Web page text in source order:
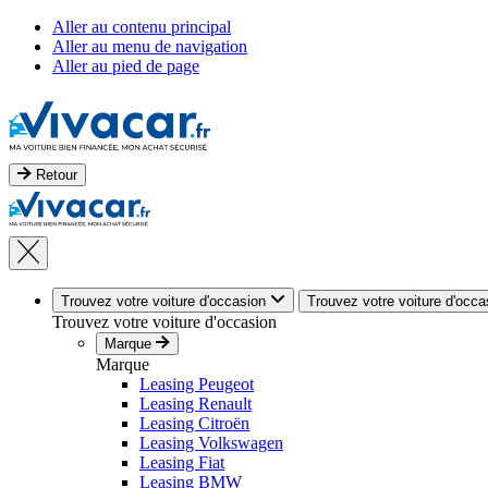
Aller au contenu principal
Aller au menu de navigation
Aller au pied de page
Retour
Trouvez votre voiture d'occasion Trouvez votre voiture
Trouvez votre voiture d'occasion
Marque
Marque
Leasing Peugeot
Leasing Renault
Leasing Citroën
Leasing Volkswagen
Leasing Fiat
Leasing BMW